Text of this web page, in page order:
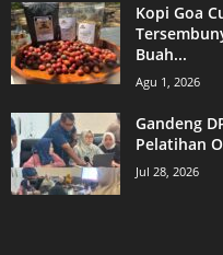
Kopi Goa
Buah...
Agu 1, 2026
Gandeng
Pelatihan
Jul 28, 2026